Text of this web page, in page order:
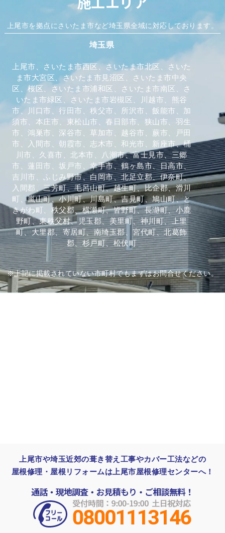
上尾市を拠点にさいたま市など埼玉県全域に対応しております。
埼玉県
上尾市、さいたま市西区、さいたま市北区、さいた
ま市大宮区、さいたま市見沼区、さいたま市中央
区、桜区、さいたま市浦和区、さいたま市南区、さ
いたま市緑区、さいたま市岩槻区、川越市、熊谷
市、川口市、行田市、秩父市、所沢市、飯能市、加
須市、本庄市、東松山市、春日部市、狭山市、羽生
市、鴻巣市、深谷市、草加市、越谷市、蕨市、戸田
市、入間市、朝霞市、志木市、和光市、新座市、桶
川市、久喜市、北本市、八潮市、富士見市、三郷
市、蓮田市、坂戸市、幸手市、鶴ヶ島市、日高市、
吉川市、ふじみ野市、白岡市、北足立郡、伊奈町、
入間郡、三芳町、毛呂山町、越生町、比企郡、滑川
町、嵐山町、小川町、川島町、吉見町、鳩山町、と
きがわ町、秩父郡、横瀬町、皆野町、長瀞町、小鹿
野町、東秩父村、児玉郡、美里町、神川町、上里
町、大里郡、寄居町、南埼玉郡、宮代町、北葛飾
郡、杉戸町、松伏町
※上記に掲載されていない市町村でもまずはお問合せください。
上尾市や埼玉近郊の葺き替え工事やカバー工法などの
屋根修理・屋根リフォームは上尾市屋根修理センターへ！